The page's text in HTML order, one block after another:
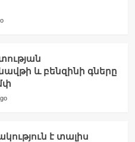
և բենզինի գները
է տալիս